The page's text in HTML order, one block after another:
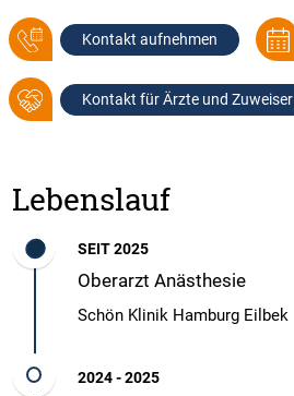
Kontakt aufnehmen
Kontakt für Ärzte und Zuweiser
Lebenslauf
SEIT 2025
Oberarzt Anästhesie
Schön Klinik Hamburg Eilbek
2024 - 2025